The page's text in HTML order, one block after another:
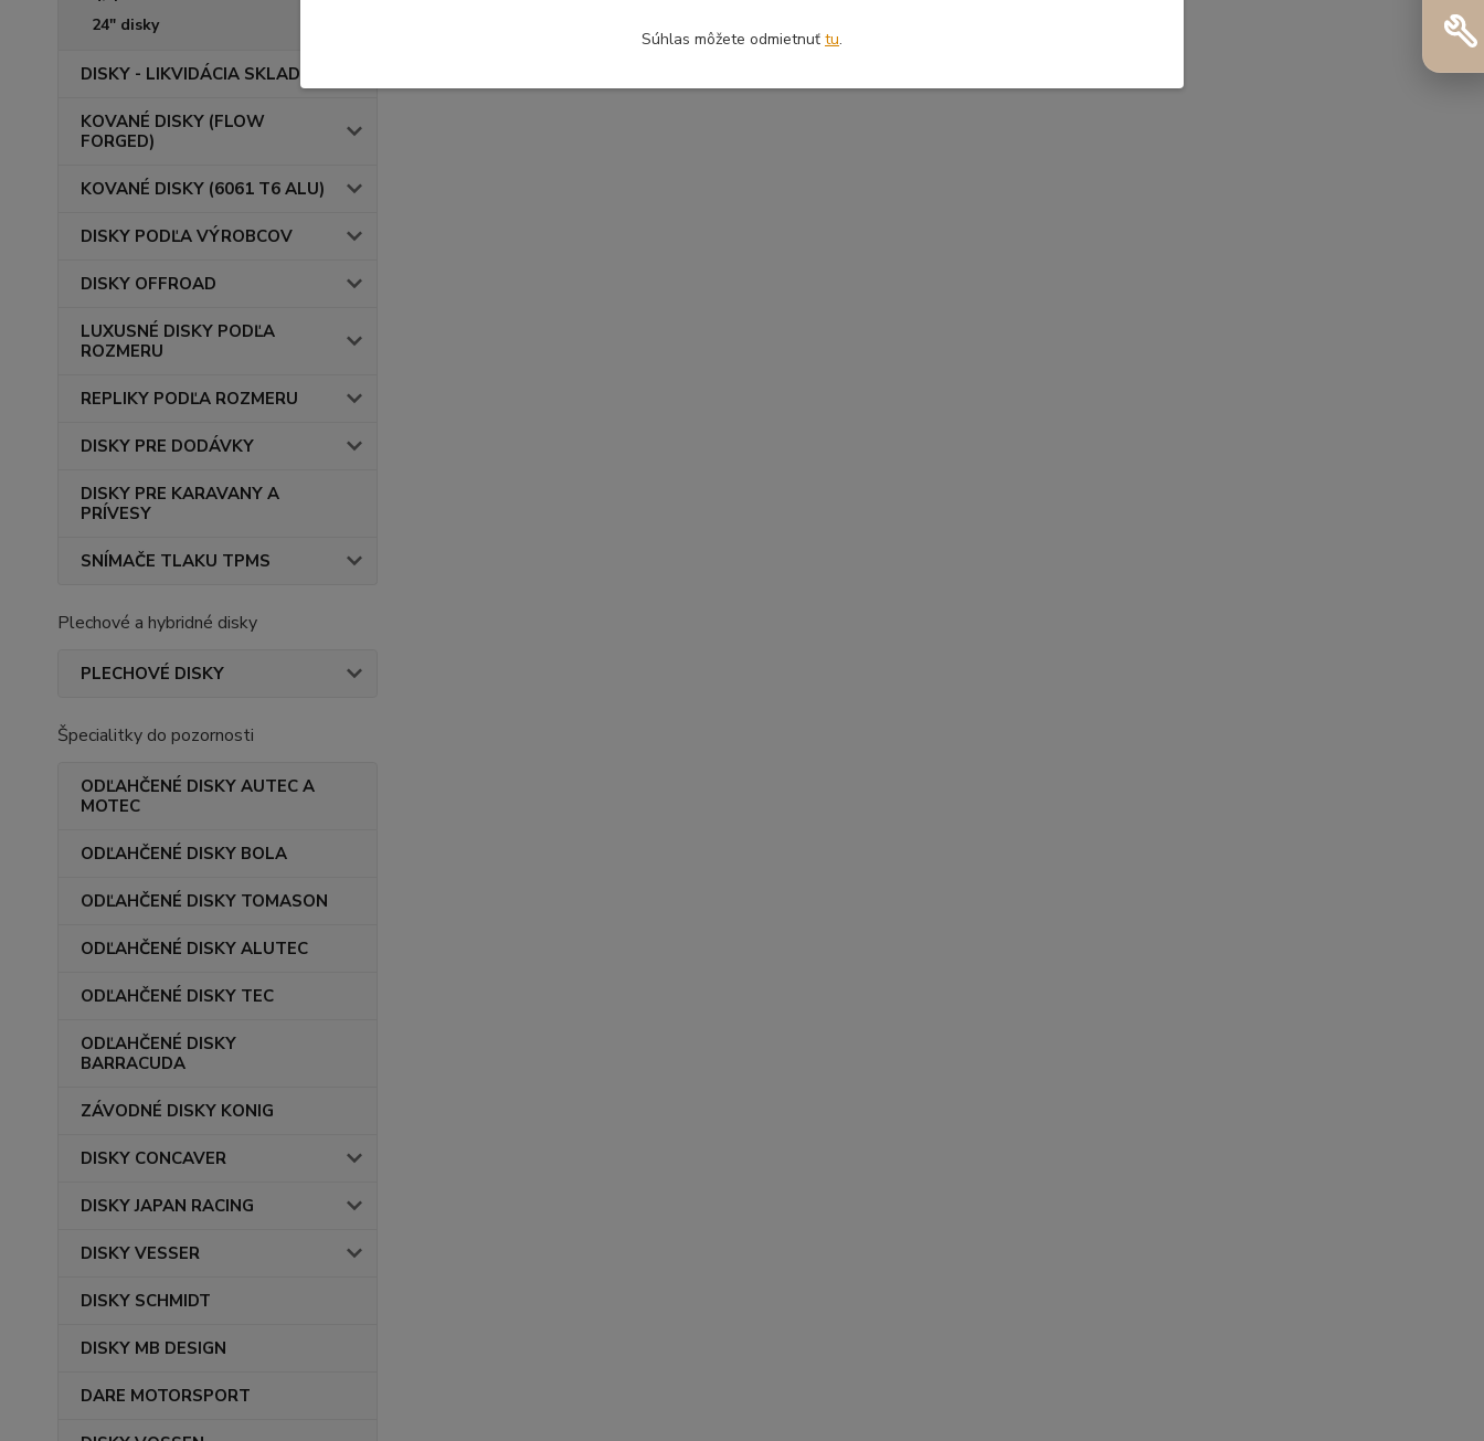
24" disky
DISKY - LIKVIDÁCIA SKLADU
KOVANÉ DISKY (FLOW
FORGED)
KOVANÉ DISKY (6061 T6 ALU)
DISKY PODĽA VÝROBCOV
DISKY OFFROAD
LUXUSNÉ DISKY PODĽA
ROZMERU
REPLIKY PODĽA ROZMERU
DISKY PRE DODÁVKY
DISKY PRE KARAVANY A
PRÍVESY
SNÍMAČE TLAKU TPMS
Plechové a hybridné disky
PLECHOVÉ DISKY
Špecialitky do pozornosti
ODĽAHČENÉ DISKY AUTEC A
MOTEC
ODĽAHČENÉ DISKY BOLA
ODĽAHČENÉ DISKY TOMASON
ODĽAHČENÉ DISKY ALUTEC
ODĽAHČENÉ DISKY TEC
ODĽAHČENÉ DISKY
BARRACUDA
ZÁVODNÉ DISKY KONIG
DISKY CONCAVER
DISKY JAPAN RACING
DISKY VESSER
DISKY SCHMIDT
DISKY MB DESIGN
DARE MOTORSPORT
Súhlas môžete odmietnuť tu.